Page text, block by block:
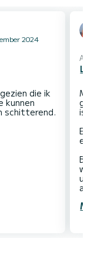
2024
die ik
kunnen
Laat
Mooi
goed
is
En
er
uit